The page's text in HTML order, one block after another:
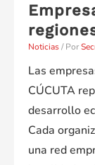
Noticias/ Por
Las
CÚCUTA
desarrollo
Cada
una red